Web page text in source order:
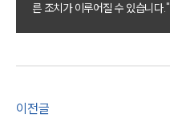
른 조치가 이루어질 수 있습니다."
이전글